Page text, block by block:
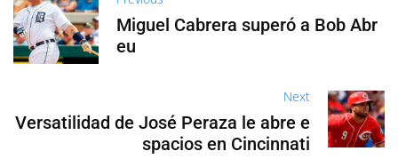
Miguel Cabrera superó a Bob Abr
eu
Next
Versatilidad de José Peraza le abre e
spacios en Cincinnati